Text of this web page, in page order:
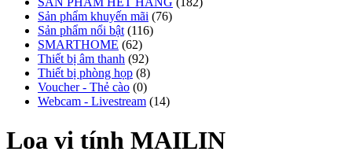
Sản phẩm khuyến mãi (76)
Sản phẩm nổi bật (116)
SMARTHOME (62)
Thiết bị âm thanh (92)
Thiết bị phòng họp (8)
Voucher - Thẻ cào (0)
Webcam - Livestream (14)
Loa vi tính MAILIN